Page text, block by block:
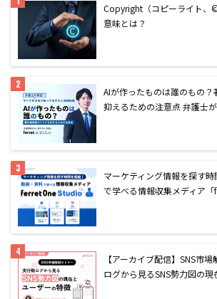
Copyright（コピーライト、
意味とは？
AIが作ったものは誰のもの
抑えるための注意点 弁護士
マーケティング情報を探す
で学べる情報収集メディア「
【アーカイブ配信】SNS市
ログから見るSNS勢力図の現